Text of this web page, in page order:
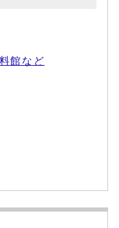
館など